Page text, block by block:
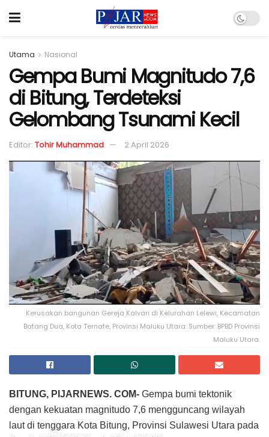
Utama Nasional
Gempa Bumi Magnitudo 7,6
di Bitung, Terdeteksi
Gelombang Tsunami Kecil
Editor: Tohir Muhammad 2 April 2026
Kerusakan bangunan Gereja Kalvari di Kelurahan Lelewi, Kecamatan
Batang Dua, Kota Ternate, Provinsi Maluku Utara. Sumber: BPBD Provinsi
Maluku Utara.
BITUNG, PIJARNEWS. COM- Gempa bumi tektonik
dengan kekuatan magnitudo 7,6 mengguncang wilayah
laut di tenggara Kota Bitung, Provinsi Sulawesi Utara pada